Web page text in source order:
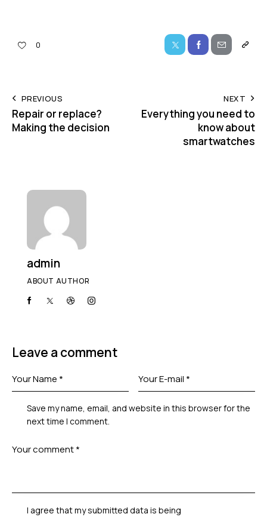
0
PREVIOUS
Repair or replace?
Making the decision
NEXT
Everything you need to
know about
smartwatches
admin
ABOUT AUTHOR
Leave a comment
Save my name, email, and website in this browser for the
next time I comment.
I agree that my submitted data is being